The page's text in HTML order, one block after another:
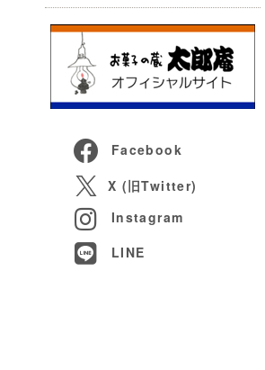
Facebook
X (旧Twitter)
Instagram
LINE